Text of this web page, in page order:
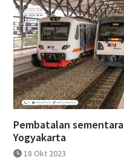
Pembatalan
Yogyakarta
18 Okt 2023